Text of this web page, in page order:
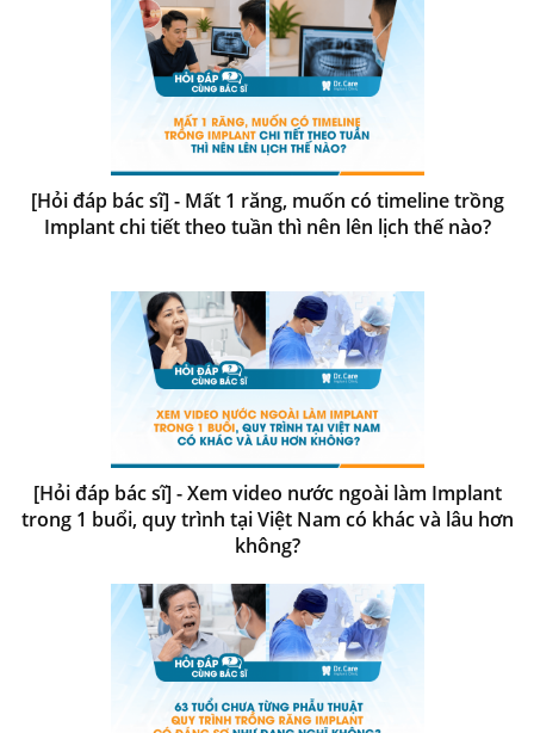
[Hỏi đáp bác sĩ] - Mất 1 răng, muốn có timeline trồng
Implant chi tiết theo tuần thì nên lên lịch thế nào?
[Hỏi đáp bác sĩ] - Xem video nước ngoài làm Implant
trong 1 buổi, quy trình tại Việt Nam có khác và lâu hơn
không?